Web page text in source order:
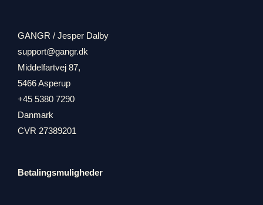
GANGR / Jesper Dalby
support@gangr.dk
Middelfartvej 87,
5466 Asperup
+45 5380 7290
Danmark
CVR 27389201
Betalingsmuligheder